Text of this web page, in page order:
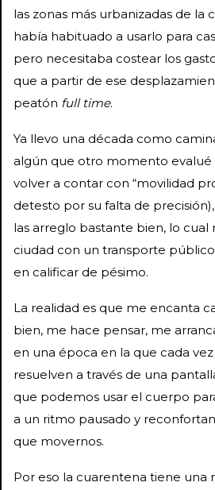
las zonas más urbanizadas de la
había habituado a usarlo para
pero necesitaba costear los
que a partir de ese
peatón full time.
Ya llevo una década como
algún que otro momento evalué
volver a contar con “movilidad
detesto por su falta de
las arreglo bastante bien, lo cual
ciudad con un transporte
en calificar de pésimo.
La realidad es que me encanta
bien, me hace pensar, me
en una época en la que cada
resuelven a través de una
que podemos usar el cuerpo
a un ritmo pausado y
que movernos.
Por eso la cuarentena tiene una